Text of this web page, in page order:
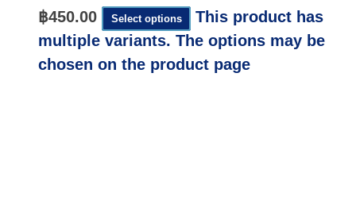
฿450.00 Select options
This product has
multiple variants. The options may be
chosen on the product page